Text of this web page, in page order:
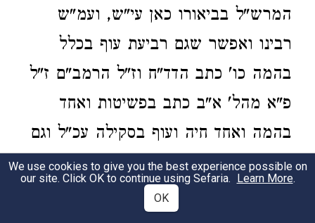
המרש"ל בביאורו כאן עי"ש, ועמ"ש
רבינו ואפשר שגם רביעת עוף בכלל
בהמה כו' כתב הדד"ח וז"ל הרמב"ם ז"ל
פ"א מהל' א"ב כתב בפשיטות ואחד
בהמה ואחד חיה ועוף בסקילה עכ"ל וגם
עמ"ש רבינו ולענין קרבנות כו' כתב
הדד"ח דברים עתיקים ועי' במעיי"ח דף
We use cookies to give you the best experience possible on
our site. Click OK to continue using Sefaria. Learn More.
OK